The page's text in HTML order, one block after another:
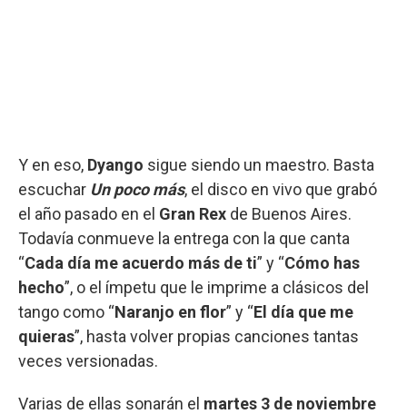
Y en eso, Dyango sigue siendo un maestro. Basta
escuchar Un poco más, el disco en vivo que grabó
el año pasado en el Gran Rex de Buenos Aires.
Todavía conmueve la entrega con la que canta
“Cada día me acuerdo más de ti” y “Cómo has
hecho”, o el ímpetu que le imprime a clásicos del
tango como “Naranjo en flor” y “El día que me
quieras”, hasta volver propias canciones tantas
veces versionadas.
Varias de ellas sonarán el martes 3 de noviembre